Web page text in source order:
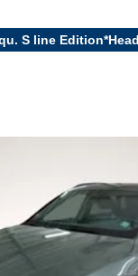
S line